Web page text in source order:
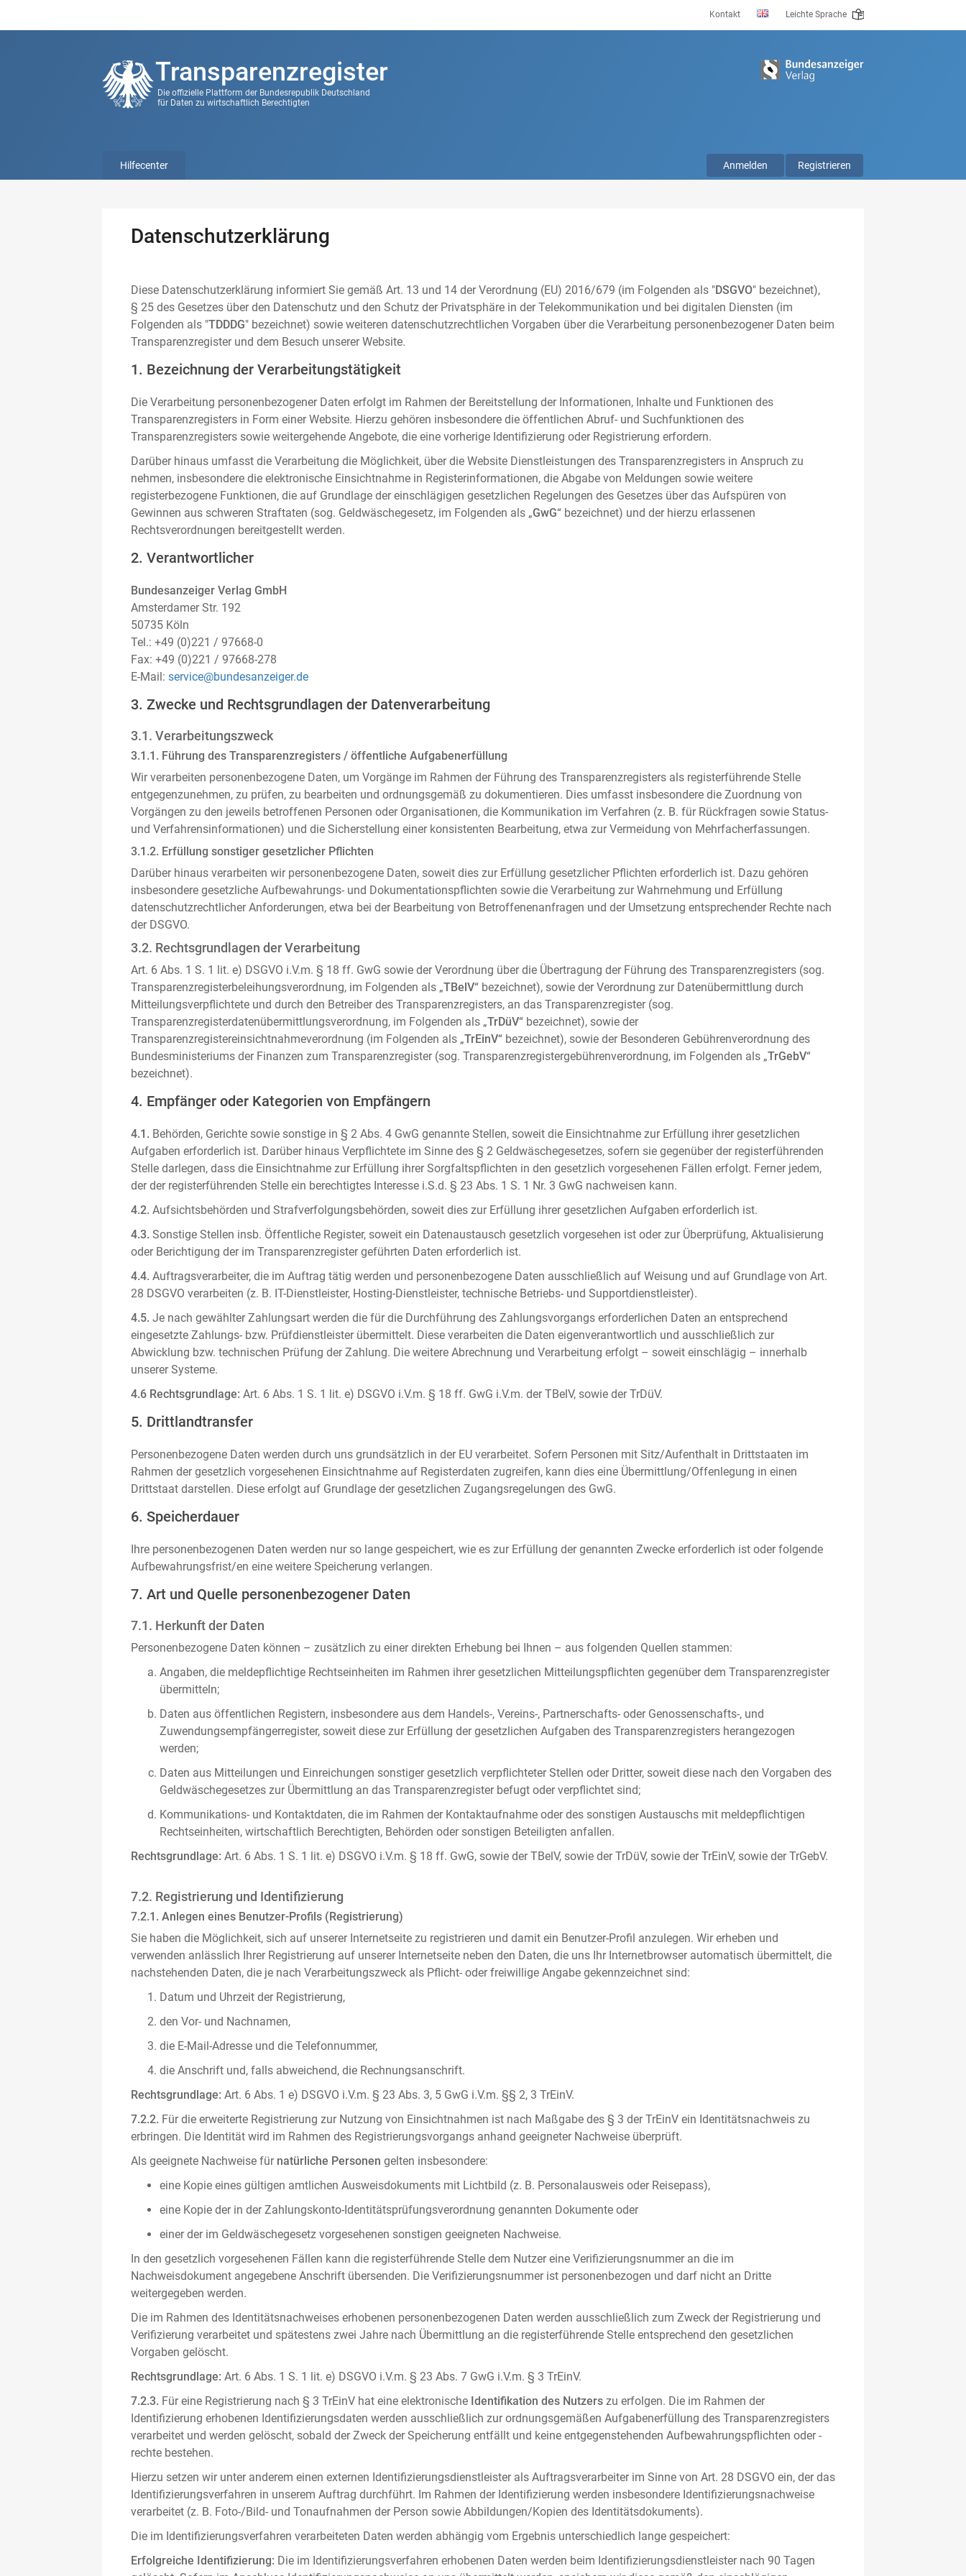
Kontakt Leichte Sprache
Transparenzregister
Die offizielle Plattform der Bundesrepublik Deutschland
für Daten zu wirtschaftlich Berechtigten
Anmelden Registrieren
Hilfecenter
Datenschutzerklärung
Diese Datenschutzerklärung informiert Sie gemäß Art. 13 und 14 der Verordnung (EU) 2016/679 (im Folgenden als "DSGVO" bezeichnet),
§ 25 des Gesetzes über den Datenschutz und den Schutz der Privatsphäre in der Telekommunikation und bei digitalen Diensten (im
Folgenden als "TDDDG" bezeichnet) sowie weiteren datenschutzrechtlichen Vorgaben über die Verarbeitung personenbezogener Daten beim
Transparenzregister und dem Besuch unserer Website.
1. Bezeichnung der Verarbeitungstätigkeit
Die Verarbeitung personenbezogener Daten erfolgt im Rahmen der Bereitstellung der Informationen, Inhalte und Funktionen des
Transparenzregisters in Form einer Website. Hierzu gehören insbesondere die öffentlichen Abruf- und Suchfunktionen des
Transparenzregisters sowie weitergehende Angebote, die eine vorherige Identifizierung oder Registrierung erfordern.
Darüber hinaus umfasst die Verarbeitung die Möglichkeit, über die Website Dienstleistungen des Transparenzregisters in Anspruch zu
nehmen, insbesondere die elektronische Einsichtnahme in Registerinformationen, die Abgabe von Meldungen sowie weitere
registerbezogene Funktionen, die auf Grundlage der einschlägigen gesetzlichen Regelungen des Gesetzes über das Aufspüren von
Gewinnen aus schweren Straftaten (sog. Geldwäschegesetz, im Folgenden als „GwG“ bezeichnet) und der hierzu erlassenen
Rechtsverordnungen bereitgestellt werden.
2. Verantwortlicher
Bundesanzeiger Verlag GmbH
Amsterdamer Str. 192
50735 Köln
Tel.: +49 (0)221 / 97668-0
Fax: +49 (0)221 / 97668-278
E-Mail: service@bundesanzeiger.de
3. Zwecke und Rechtsgrundlagen der Datenverarbeitung
3.1. Verarbeitungszweck
3.1.1. Führung des Transparenzregisters / öffentliche Aufgabenerfüllung
Wir verarbeiten personenbezogene Daten, um Vorgänge im Rahmen der Führung des Transparenzregisters als registerführende Stelle
entgegenzunehmen, zu prüfen, zu bearbeiten und ordnungsgemäß zu dokumentieren. Dies umfasst insbesondere die Zuordnung von
Vorgängen zu den jeweils betroffenen Personen oder Organisationen, die Kommunikation im Verfahren (z. B. für Rückfragen sowie Status-
und Verfahrensinformationen) und die Sicherstellung einer konsistenten Bearbeitung, etwa zur Vermeidung von Mehrfacherfassungen.
3.1.2. Erfüllung sonstiger gesetzlicher Pflichten
Darüber hinaus verarbeiten wir personenbezogene Daten, soweit dies zur Erfüllung gesetzlicher Pflichten erforderlich ist. Dazu gehören
insbesondere gesetzliche Aufbewahrungs- und Dokumentationspflichten sowie die Verarbeitung zur Wahrnehmung und Erfüllung
datenschutzrechtlicher Anforderungen, etwa bei der Bearbeitung von Betroffenenanfragen und der Umsetzung entsprechender Rechte nach
der DSGVO.
3.2. Rechtsgrundlagen der Verarbeitung
Art. 6 Abs. 1 S. 1 lit. e) DSGVO i.V.m. § 18 ff. GwG sowie der Verordnung über die Übertragung der Führung des Transparenzregisters (sog.
Transparenzregisterbeleihungsverordnung, im Folgenden als „TBelV“ bezeichnet), sowie der Verordnung zur Datenübermittlung durch
Mitteilungsverpflichtete und durch den Betreiber des Transparenzregisters, an das Transparenzregister (sog.
Transparenzregisterdatenübermittlungsverordnung, im Folgenden als „TrDüV“ bezeichnet), sowie der
Transparenzregistereinsichtnahmeverordnung (im Folgenden als „TrEinV“ bezeichnet), sowie der Besonderen Gebührenverordnung des
Bundesministeriums der Finanzen zum Transparenzregister (sog. Transparenzregistergebührenverordnung, im Folgenden als „TrGebV“
bezeichnet).
4. Empfänger oder Kategorien von Empfängern
4.1. Behörden, Gerichte sowie sonstige in § 2 Abs. 4 GwG genannte Stellen, soweit die Einsichtnahme zur Erfüllung ihrer gesetzlichen
Aufgaben erforderlich ist. Darüber hinaus Verpflichtete im Sinne des § 2 Geldwäschegesetzes, sofern sie gegenüber der registerführenden
Stelle darlegen, dass die Einsichtnahme zur Erfüllung ihrer Sorgfaltspflichten in den gesetzlich vorgesehenen Fällen erfolgt. Ferner jedem,
der der registerführenden Stelle ein berechtigtes Interesse i.S.d. § 23 Abs. 1 S. 1 Nr. 3 GwG nachweisen kann.
4.2. Aufsichtsbehörden und Strafverfolgungsbehörden, soweit dies zur Erfüllung ihrer gesetzlichen Aufgaben erforderlich ist.
4.3. Sonstige Stellen insb. Öffentliche Register, soweit ein Datenaustausch gesetzlich vorgesehen ist oder zur Überprüfung, Aktualisierung
oder Berichtigung der im Transparenzregister geführten Daten erforderlich ist.
4.4. Auftragsverarbeiter, die im Auftrag tätig werden und personenbezogene Daten ausschließlich auf Weisung und auf Grundlage von Art.
28 DSGVO verarbeiten (z. B. IT-Dienstleister, Hosting-Dienstleister, technische Betriebs- und Supportdienstleister).
4.5. Je nach gewählter Zahlungsart werden die für die Durchführung des Zahlungsvorgangs erforderlichen Daten an entsprechend
eingesetzte Zahlungs- bzw. Prüfdienstleister übermittelt. Diese verarbeiten die Daten eigenverantwortlich und ausschließlich zur
Abwicklung bzw. technischen Prüfung der Zahlung. Die weitere Abrechnung und Verarbeitung erfolgt – soweit einschlägig – innerhalb
unserer Systeme.
4.6 Rechtsgrundlage: Art. 6 Abs. 1 S. 1 lit. e) DSGVO i.V.m. § 18 ff. GwG i.V.m. der TBelV, sowie der TrDüV.
5. Drittlandtransfer
Personenbezogene Daten werden durch uns grundsätzlich in der EU verarbeitet. Sofern Personen mit Sitz/Aufenthalt in Drittstaaten im
Rahmen der gesetzlich vorgesehenen Einsichtnahme auf Registerdaten zugreifen, kann dies eine Übermittlung/Offenlegung in einen
Drittstaat darstellen. Diese erfolgt auf Grundlage der gesetzlichen Zugangsregelungen des GwG.
6. Speicherdauer
Ihre personenbezogenen Daten werden nur so lange gespeichert, wie es zur Erfüllung der genannten Zwecke erforderlich ist oder folgende
Aufbewahrungsfrist/en eine weitere Speicherung verlangen.
7. Art und Quelle personenbezogener Daten
7.1. Herkunft der Daten
Personenbezogene Daten können – zusätzlich zu einer direkten Erhebung bei Ihnen – aus folgenden Quellen stammen:
Angaben, die meldepflichtige Rechtseinheiten im Rahmen ihrer gesetzlichen Mitteilungspflichten gegenüber dem Transparenzregister
übermitteln;
Daten aus öffentlichen Registern, insbesondere aus dem Handels-, Vereins-, Partnerschafts- oder Genossenschafts-, und
Zuwendungsempfängerregister, soweit diese zur Erfüllung der gesetzlichen Aufgaben des Transparenzregisters herangezogen
werden;
Daten aus Mitteilungen und Einreichungen sonstiger gesetzlich verpflichteter Stellen oder Dritter, soweit diese nach den Vorgaben des
Geldwäschegesetzes zur Übermittlung an das Transparenzregister befugt oder verpflichtet sind;
Kommunikations- und Kontaktdaten, die im Rahmen der Kontaktaufnahme oder des sonstigen Austauschs mit meldepflichtigen
Rechtseinheiten, wirtschaftlich Berechtigten, Behörden oder sonstigen Beteiligten anfallen.
Rechtsgrundlage: Art. 6 Abs. 1 S. 1 lit. e) DSGVO i.V.m. § 18 ff. GwG, sowie der TBelV, sowie der TrDüV, sowie der TrEinV, sowie der TrGebV.
7.2. Registrierung und Identifizierung
7.2.1. Anlegen eines Benutzer-Profils (Registrierung)
Sie haben die Möglichkeit, sich auf unserer Internetseite zu registrieren und damit ein Benutzer-Profil anzulegen. Wir erheben und
verwenden anlässlich Ihrer Registrierung auf unserer Internetseite neben den Daten, die uns Ihr Internetbrowser automatisch übermittelt, die
nachstehenden Daten, die je nach Verarbeitungszweck als Pflicht- oder freiwillige Angabe gekennzeichnet sind:
Datum und Uhrzeit der Registrierung,
den Vor- und Nachnamen,
die E-Mail-Adresse und die Telefonnummer,
die Anschrift und, falls abweichend, die Rechnungsanschrift.
Rechtsgrundlage: Art. 6 Abs. 1 e) DSGVO i.V.m. § 23 Abs. 3, 5 GwG i.V.m. §§ 2, 3 TrEinV.
7.2.2. Für die erweiterte Registrierung zur Nutzung von Einsichtnahmen ist nach Maßgabe des § 3 der TrEinV ein Identitätsnachweis zu
erbringen. Die Identität wird im Rahmen des Registrierungsvorgangs anhand geeigneter Nachweise überprüft.
Als geeignete Nachweise für natürliche Personen gelten insbesondere:
eine Kopie eines gültigen amtlichen Ausweisdokuments mit Lichtbild (z. B. Personalausweis oder Reisepass),
eine Kopie der in der Zahlungskonto-Identitätsprüfungsverordnung genannten Dokumente oder
einer der im Geldwäschegesetz vorgesehenen sonstigen geeigneten Nachweise.
In den gesetzlich vorgesehenen Fällen kann die registerführende Stelle dem Nutzer eine Verifizierungsnummer an die im
Nachweisdokument angegebene Anschrift übersenden. Die Verifizierungsnummer ist personenbezogen und darf nicht an Dritte
weitergegeben werden.
Die im Rahmen des Identitätsnachweises erhobenen personenbezogenen Daten werden ausschließlich zum Zweck der Registrierung und
Verifizierung verarbeitet und spätestens zwei Jahre nach Übermittlung an die registerführende Stelle entsprechend den gesetzlichen
Vorgaben gelöscht.
Rechtsgrundlage: Art. 6 Abs. 1 S. 1 lit. e) DSGVO i.V.m. § 23 Abs. 7 GwG i.V.m. § 3 TrEinV.
7.2.3. Für eine Registrierung nach § 3 TrEinV hat eine elektronische Identifikation des Nutzers zu erfolgen. Die im Rahmen der
Identifizierung erhobenen Identifizierungsdaten werden ausschließlich zur ordnungsgemäßen Aufgabenerfüllung des Transparenzregisters
verarbeitet und werden gelöscht, sobald der Zweck der Speicherung entfällt und keine entgegenstehenden Aufbewahrungspflichten oder -
rechte bestehen.
Hierzu setzen wir unter anderem einen externen Identifizierungsdienstleister als Auftragsverarbeiter im Sinne von Art. 28 DSGVO ein, der das
Identifizierungsverfahren in unserem Auftrag durchführt. Im Rahmen der Identifizierung werden insbesondere Identifizierungsnachweise
verarbeitet (z. B. Foto-/Bild- und Tonaufnahmen der Person sowie Abbildungen/Kopien des Identitätsdokuments).
Die im Identifizierungsverfahren verarbeiteten Daten werden abhängig vom Ergebnis unterschiedlich lange gespeichert:
Erfolgreiche Identifizierung: Die im Identifizierungsverfahren erhobenen Daten werden beim Identifizierungsdienstleister nach 90 Tagen